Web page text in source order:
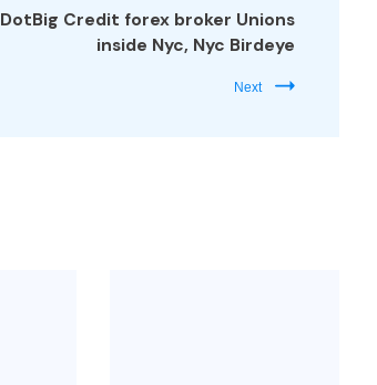
DotBig Credit forex broker Unions
inside Nyc, Nyc Birdeye
Next